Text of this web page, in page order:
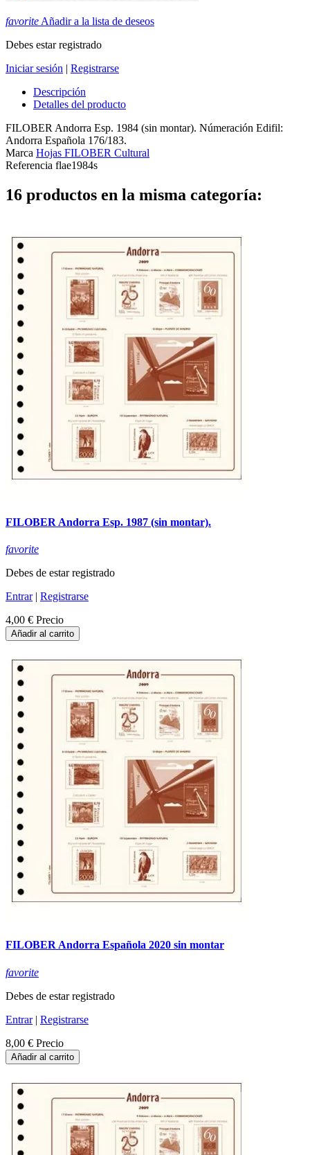
favorite Añadir a la lista de deseos
Debes estar registrado
Iniciar sesión | Registrarse
Descripción
Detalles del producto
FILOBER Andorra Esp. 1984 (sin montar). Númeración Edifil:
Andorra Española 176/183.
Marca Hojas FILOBER Cultural
Referencia flae1984s
16 productos en la misma categoría:
FILOBER Andorra Esp. 1987 (sin montar).
favorite
Debes de estar registrado
Entrar| Registrarse
4,00 € Precio
Añadir al carrito
FILOBER Andorra Española 2020 sin montar
favorite
Debes de estar registrado
Entrar| Registrarse
8,00 € Precio
Añadir al carrito